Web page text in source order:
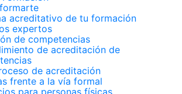
acreditativo de tu formación
expertos
de competencias
de acreditación de
de acreditación
frente a la vía formal
para personas físicas